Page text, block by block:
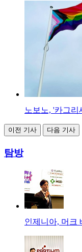
노보노, '카그리
이전 기사 다음 기사
탐방
인제니아, 머크